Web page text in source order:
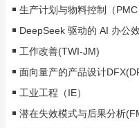
生产计划与物料控制（PMC
DeepSeek 驱动的 AI 办公
工作改善(TWI-JM)
面向量产的产品设计
工业工程（IE）
潜在失效模式与后果分析